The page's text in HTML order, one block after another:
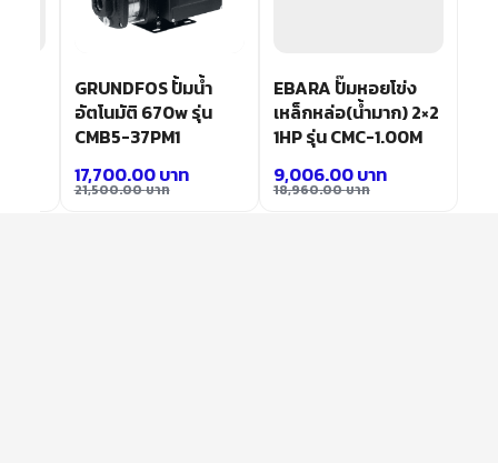
GRUNDFOS ปั้มน้ำ
อัตโนมัติ 670w รุ่น
CMB5-37PM1
21,500.00บาท
17,700.00บาท
EBARA ปั๊มหอยโข่ง
เหล็กหล่อ(น้ำมาก) 2×2
1HP รุ่น CMC-1.00M
18,960.00บาท
9,006.00บาท